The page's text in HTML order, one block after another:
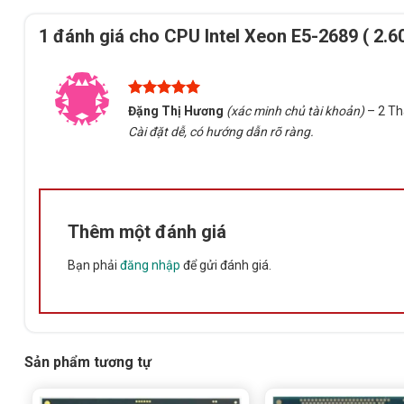
Tiến trình
Socket
LGA
Turbo Boost
Bộ nhớ đệm
Số kênh RAM
1 đánh giá cho CPU Intel Xeon E5-2689 (
Được xếp
hạng5
5
sao
Đặng Thị Hương (xác minh chủ tài khoản) – 2
Cài đặt dễ, có hướng dẫn rõ ràng.
Thêm một đánh giá
Bạn phải đăng nhập để gửi đánh giá.
Sản phẩm tương tự